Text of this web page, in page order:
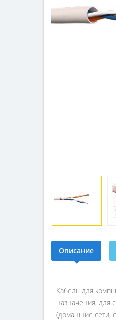
Описание
Кабель для
назначения, для
(домашние сети,